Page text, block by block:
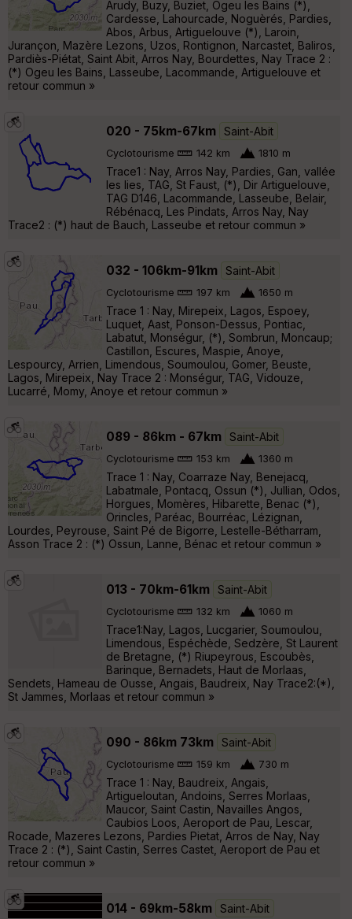
Arudy, Buzy, Buziet, Ogeu les Bains (*),
Cardesse, Lahourcade, Noguèrés, Pardies,
Abos, Arbus, Artiguelouve (*), Laroin,
Jurançon, Mazère Lezons, Uzos, Rontignon, Narcastet, Baliros,
Pardiès-Piétat, Saint Abit, Arros Nay, Bourdettes, Nay Trace 2 :
(*) Ogeu les Bains, Lasseube, Lacommande, Artiguelouve et
retour commun »
020 - 75km-67km Saint-Abit
Cyclotourisme 142 km 1810 m
Trace1 : Nay, Arros Nay, Pardies, Gan, vallée
les lies, TAG, St Faust, (*), Dir Artiguelouve,
TAG D146, Lacommande, Lasseube, Belair,
Rébénacq, Les Pindats, Arros Nay, Nay
Trace2 : (*) haut de Bauch, Lasseube et retour commun »
032 - 106km-91km Saint-Abit
Cyclotourisme 197 km 1650 m
Trace 1 : Nay, Mirepeix, Lagos, Espoey,
Luquet, Aast, Ponson-Dessus, Pontiac,
Labatut, Monségur, (*), Sombrun, Moncaup;
Castillon, Escures, Maspie, Anoye,
Lespourcy, Arrien, Limendous, Soumoulou, Gomer, Beuste,
Lagos, Mirepeix, Nay Trace 2 : Monségur, TAG, Vidouze,
Lucarré, Momy, Anoye et retour commun »
089 - 86km - 67km Saint-Abit
Cyclotourisme 153 km 1360 m
Trace 1 : Nay, Coarraze Nay, Benejacq,
Labatmale, Pontacq, Ossun (*), Jullian, Odos,
Horgues, Momères, Hibarette, Benac (*),
Orincles, Paréac, Bourréac, Lézignan,
Lourdes, Peyrouse, Saint Pé de Bigorre, Lestelle-Bétharram,
Asson Trace 2 : (*) Ossun, Lanne, Bénac et retour commun »
013 - 70km-61km Saint-Abit
Cyclotourisme 132 km 1060 m
Trace1:Nay, Lagos, Lucgarier, Soumoulou,
Limendous, Espéchède, Sedzère, St Laurent
de Bretagne, (*) Riupeyrous, Escoubès,
Barinque, Bernadets, Haut de Morlaas,
Sendets, Hameau de Ousse, Angais, Baudreix, Nay Trace2:(*),
St Jammes, Morlaas et retour commun »
090 - 86km 73km Saint-Abit
Cyclotourisme 159 km 730 m
Trace 1 : Nay, Baudreix, Angais,
Artigueloutan, Andoins, Serres Morlaas,
Maucor, Saint Castin, Navailles Angos,
Caubios Loos, Aeroport de Pau, Lescar,
Rocade, Mazeres Lezons, Pardies Pietat, Arros de Nay, Nay
Trace 2 : (*), Saint Castin, Serres Castet, Aeroport de Pau et
retour commun »
014 - 69km-58km Saint-Abit